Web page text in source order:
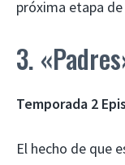
próxima etapa
3.
Temporada 2
El hecho de que